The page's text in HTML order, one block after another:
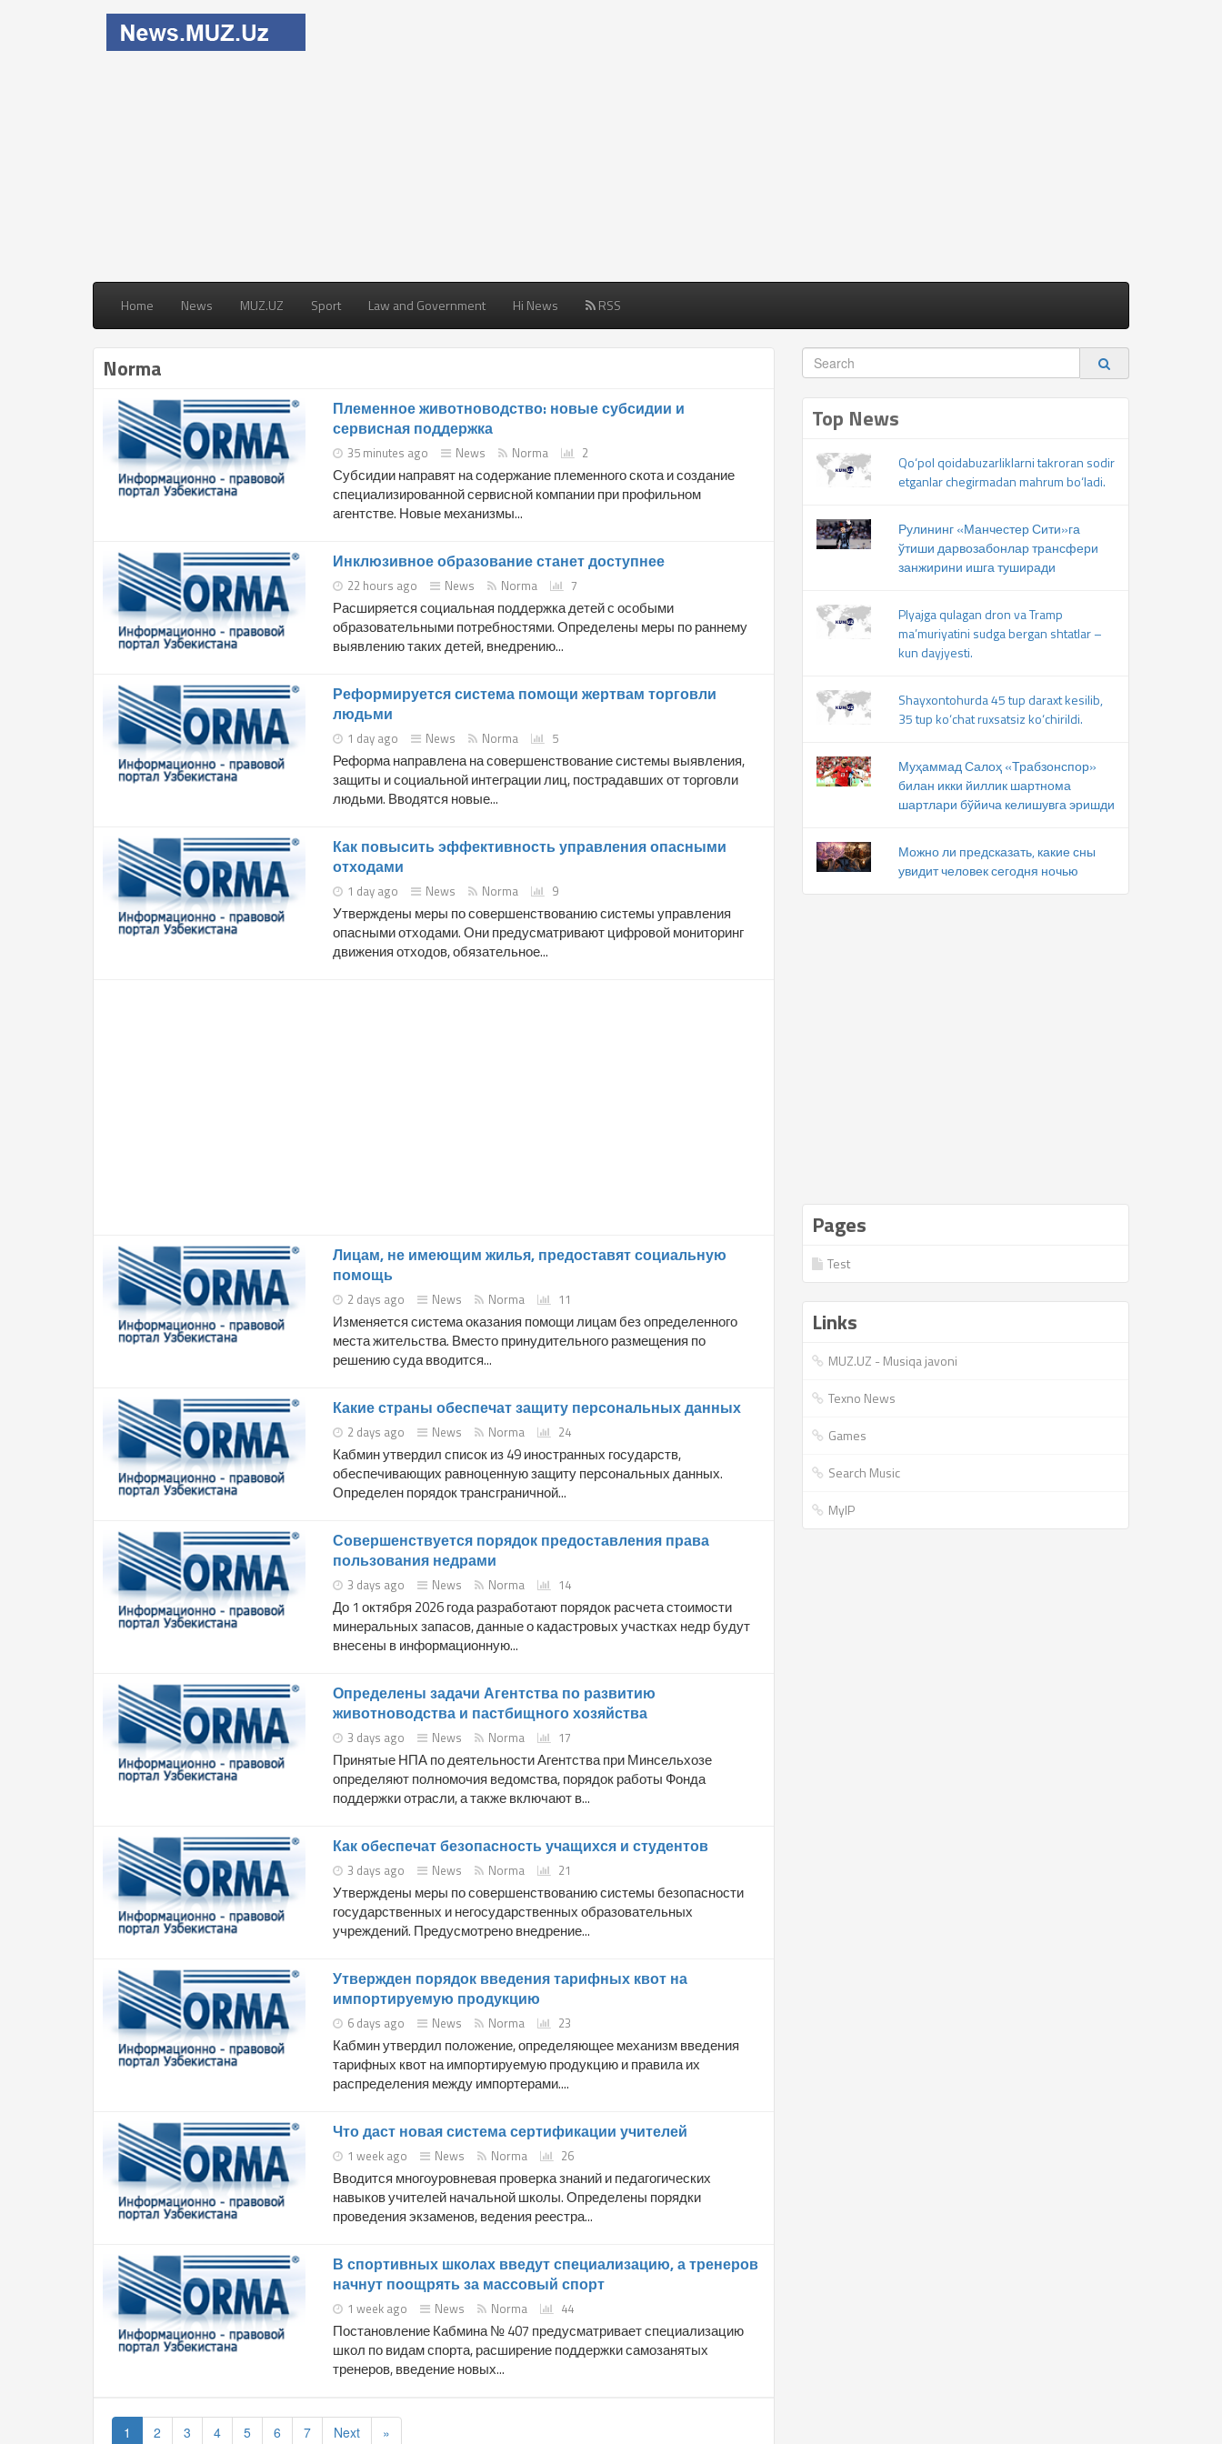
Home News MUZ.UZ Sport Law and Government Hi News RSS
Norma
Племенное животноводство: новые субсидии и
сервисная поддержка
35 minutes ago News Norma 2
Субсидии направят на содержание племенного скота и создание
специализированной сервисной компании при профильном
агентстве. Новые механизмы...
Инклюзивное образование станет доступнее
22 hours ago News Norma 7
Расширяется социальная поддержка детей с особыми
образовательными потребностями. Определены меры по раннему
выявлению таких детей, внедрению...
Реформируется система помощи жертвам торговли
людьми
1 day ago News Norma 5
Реформа направлена на совершенствование системы выявления,
защиты и социальной интеграции лиц, пострадавших от торговли
людьми. Вводятся новые...
Как повысить эффективность управления опасными
отходами
1 day ago News Norma 9
Утверждены меры по совершенствованию системы управления
опасными отходами. Они предусматривают цифровой мониторинг
движения отходов, обязательное...
Лицам, не имеющим жилья, предоставят социальную
помощь
2 days ago News Norma 11
Изменяется система оказания помощи лицам без определенного
места жительства. Вместо принудительного размещения по
решению суда вводится...
Какие страны обеспечат защиту персональных данных
2 days ago News Norma 24
Кабмин утвердил список из 49 иностранных государств,
обеспечивающих равноценную защиту персональных данных.
Определен порядок трансграничной...
Совершенствуется порядок предоставления права
пользования недрами
3 days ago News Norma 14
До 1 октября 2026 года разработают порядок расчета стоимости
минеральных запасов, данные о кадастровых участках недр будут
внесены в информационную...
Определены задачи Агентства по развитию
животноводства и пастбищного хозяйства
3 days ago News Norma 17
Принятые НПА по деятельности Агентства при Минсельхозе
определяют полномочия ведомства, порядок работы Фонда
поддержки отрасли, а также включают в...
Как обеспечат безопасность учащихся и студентов
3 days ago News Norma 21
Утверждены меры по совершенствованию системы безопасности
государственных и негосударственных образовательных
учреждений. Предусмотрено внедрение...
Утвержден порядок введения тарифных квот на
импортируемую продукцию
6 days ago News Norma 23
Кабмин утвердил положение, определяющее механизм введения
тарифных квот на импортируемую продукцию и правила их
распределения между импортерами....
Что даст новая система сертификации учителей
1 week ago News Norma 26
Вводится многоуровневая проверка знаний и педагогических
навыков учителей начальной школы. Определены порядки
проведения экзаменов, ведения реестра...
В спортивных школах введут специализацию, а тренеров
начнут поощрять за массовый спорт
1 week ago News Norma 44
Постановление Кабмина № 407 предусматривает специализацию
школ по видам спорта, расширение поддержки самозанятых
тренеров, введение новых...
1 2 3 4 5 6 7 Next »
Top News
Qo‘pol qoidabuzarliklarni takroran sodir
etganlar chegirmadan mahrum bo‘ladi.
Рулининг «Манчестер Сити»га
ўтиши дарвозабонлар трансфери
занжирини ишга туширади
Plyajga qulagan dron va Tramp
ma’muriyatini sudga bergan shtatlar –
kun dayjyesti.
Shayxontohurda 45 tup daraxt kesilib,
35 tup ko‘chat ruxsatsiz ko‘chirildi.
Муҳаммад Салоҳ «Трабзонспор»
билан икки йиллик шартнома
шартлари бўйича келишувга эришди
Можно ли предсказать, какие сны
увидит человек сегодня ночью
Pages
Test
Links
MUZ.UZ - Musiqa javoni
Texno News
Games
Search Music
MyIP